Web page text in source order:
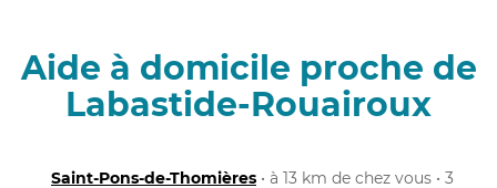
Aide à domicile proche de
Labastide-Rouairoux
Saint-Pons-de-Thomières • à 13 km de chez vous • 3